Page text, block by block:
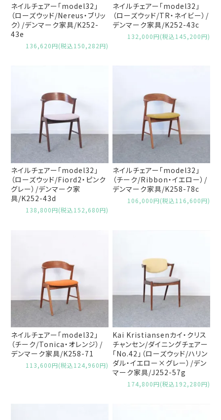
ネイルチェアー「model32」
（ローズウッド/Nereus・ブリッ
ク）/デンマーク家具/K252-
43e
136,620円(税込150,282円)
ネイルチェアー「model32」
（ローズウッド/TR・ネイビー）/
デンマーク家具/K252-43c
132,000円(税込145,200円)
ネイルチェアー「model32」
（ローズウッド/Fiord2・ピンク
グレー）/デンマーク家
具/K252-43d
138,800円(税込152,680円)
ネイルチェアー「model32」
（チーク/Ribbon・イエロー）/
デンマーク家具/K258-78c
106,000円(税込116,600円)
ネイルチェアー「model32」
（チーク/Tonica・オレンジ）/
デンマーク家具/K258-71
113,600円(税込124,960円)
Kai Kristiansenカイ・クリス
チャンセン/ダイニングチェアー
「No.42」（ローズウッド/ハリン
ダル・イエロー×グレー）/デン
マーク家具/J252-57g
174,800円(税込192,280円)